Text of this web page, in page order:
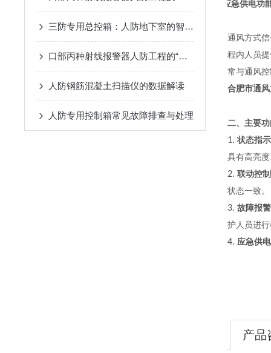
三防专用总控箱：人防地下室的智能指挥中枢
口部丙种射线报警器人防工程的“辐射哨兵”
人防钢筋混凝土扫描仪的数据解读
人防专用控制箱常见故障排查与处理
应急供电功
通风方式
程内人员
常与通风
合肥市通
二、主要
1.状态指
具有高亮
2. 联动控
状态一致。
3. 故障报
护人员进
4. 应急供
产品